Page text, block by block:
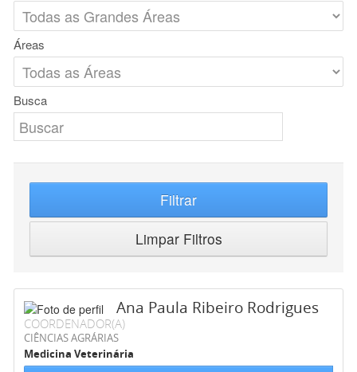
Áreas
Busca
Filtrar
Limpar Filtros
Ana Paula Ribeiro Rodrigues
COORDENADOR(A)
CIÊNCIAS AGRÁRIAS
Medicina Veterinária